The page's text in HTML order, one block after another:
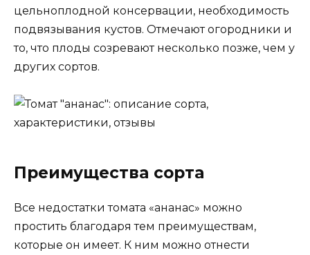
цельноплодной консервации, необходимость
подвязывания кустов. Отмечают огородники и
то, что плоды созревают несколько позже, чем у
других сортов.
Преимущества сорта
Все недостатки томата «ананас» можно
простить благодаря тем преимуществам,
которые он имеет. К ним можно отнести